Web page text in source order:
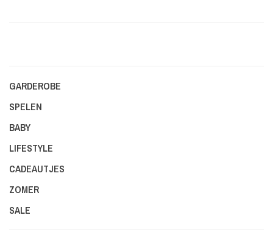
GARDEROBE
SPELEN
BABY
LIFESTYLE
CADEAUTJES
ZOMER
SALE